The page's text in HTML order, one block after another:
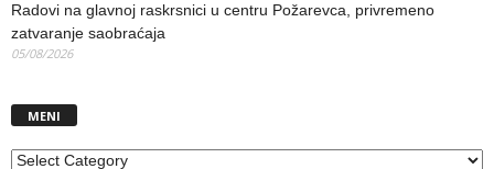
Radovi na glavnoj raskrsnici u centru Požarevca, privremeno
zatvaranje saobraćaja
05/08/2026
MENI
MENI